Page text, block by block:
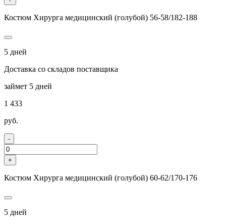
Костюм Хирурга медицинский (голубой) 56-58/182-188
5 дней
Доставка со складов поставщика
займет 5 дней
1 433
руб.
-
+
Костюм Хирурга медицинский (голубой) 60-62/170-176
5 дней